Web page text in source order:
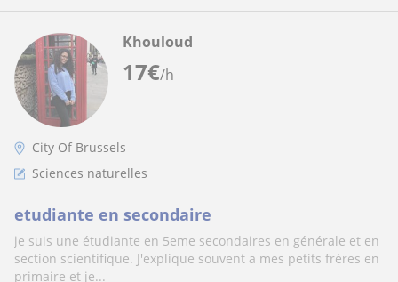
17€/h
Khouloud
City Of Brussels
Sciences naturelles
etudiante en secondaire
je suis une étudiante en 5eme secondaires en générale et en
section scientifique. J'explique souvent a mes petits frères en
primaire et je...